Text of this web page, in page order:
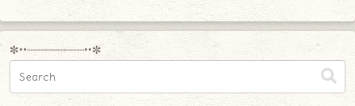
✼••┈┈┈┈┈┈┈┈┈••✼